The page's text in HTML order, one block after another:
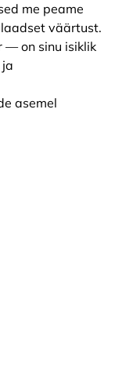
me peame
väärtust.
— on sinu isiklik
asemel